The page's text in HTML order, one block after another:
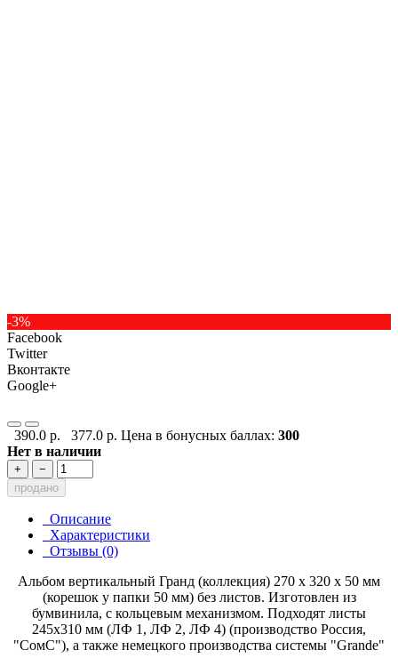
-3%
Facebook
Twitter
Вконтакте
Google+
390.0 р. 377.0 р. Цена в бонусных баллах: 300
Нет в наличии
+
−
продано
Описание
Характеристики
Отзывы (0)
Альбом вертикальный Гранд (коллекция) 270 х 320 х 50 мм
(корешок у папки 50 мм) без листов. Изготовлен из
бумвинила, с кольцевым механизмом. Подходят листы
245х310 мм (ЛФ 1, ЛФ 2, ЛФ 4) (производство Россия,
"СомС"), а также немецкого производства системы "Grande"